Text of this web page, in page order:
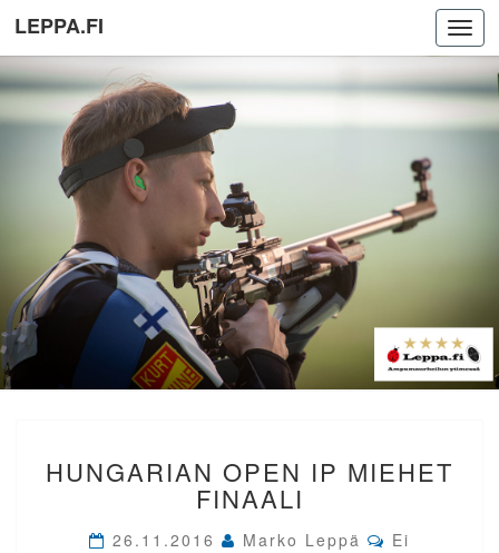
LEPPA.FI
OPEN
IP
MIEHET
FINAALI
HUNGARIAN OPEN IP MIEHET
FINAALI
26.11.2016 Marko Leppä Comments
Ei